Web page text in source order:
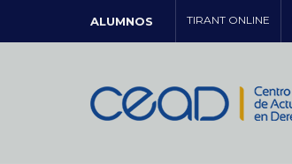
ALUMNOS TIRANT ONLINE